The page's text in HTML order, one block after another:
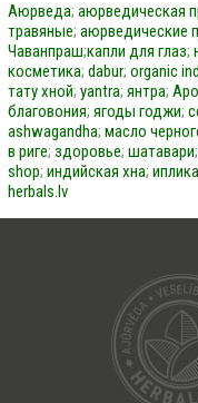
Аюрведа; аюрведическая
травяные; аюрведические
Чаванпраш;капли для глаз;
косметика; dabur; organic
тату хной; yantra; янтра;
благовония; ягоды годжи;
ashwagandha; масло
в риге; здоровье; шатавари;
shop; индийская хна;
herbals.lv